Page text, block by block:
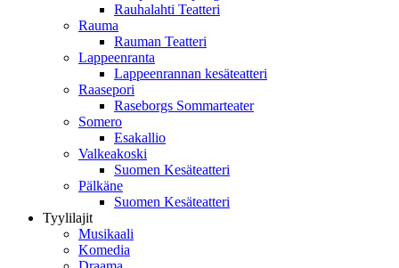
Rauhalahti Teatteri
Rauma
Rauman Teatteri
Lappeenranta
Lappeenrannan kesäteatteri
Raasepori
Raseborgs Sommarteater
Somero
Esakallio
Valkeakoski
Suomen Kesäteatteri
Pälkäne
Suomen Kesäteatteri
Tyylilajit
Musikaali
Komedia